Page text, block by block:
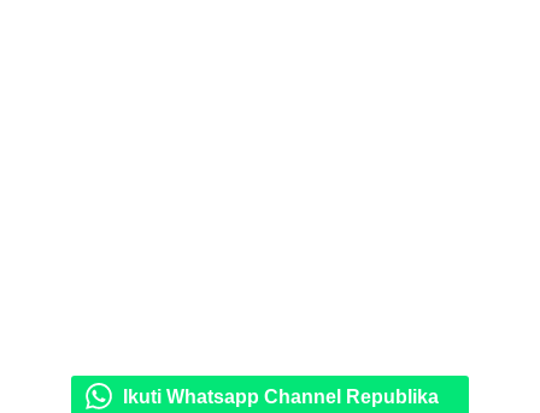
Ikuti Whatsapp Channel Republika